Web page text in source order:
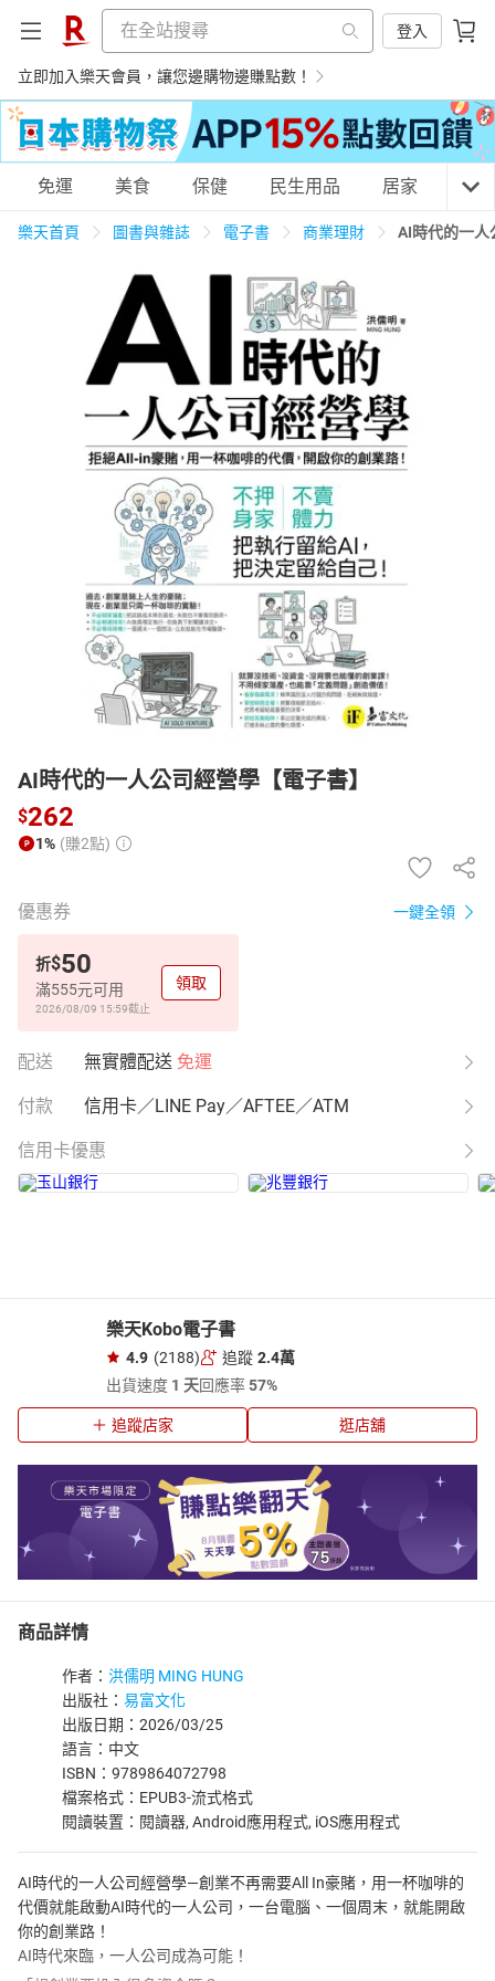
登入
立即加入樂天會員，讓您邊購物邊賺點數！
購物網分類
美食蛋糕 養生保健
居家生活 3C家電 運動休閒
男裝 化妝保養
電子/紙本書
HOT
免運 美食 保健 民生用品 居家 3C
樂天首頁 圖書與雜誌 電子書 商業理財 AI時代的一人
AI時代的一人公司經營學【電子書】
$262
1% (賺2點)
優惠券 一鍵全領
折$50
滿555元可用
2026/08/09 15:59截止
領取
配送 無實體配送 免運
付款 信用卡／LINE Pay／AFTEE／ATM
信用卡優惠
樂天Kobo電子書
4.9 (2188) 追蹤 2.4萬
出貨速度 1 天回應率57%
追蹤店家 逛店舖
商品詳情
作者： 洪儒明 MING HUNG
出版社： 易富文化
出版日期：2026/03/25
語言：中文
ISBN：9789864072798
檔案格式：EPUB3-流式格式
閱讀裝置：閱讀器, Android應用程式, iOS應用程式
AI時代的一人公司經營學—創業不再需要All In豪賭，用一杯咖啡的
代價就能啟動AI時代的一人公司，一台電腦、一個周末，就能開啟
你的創業路！
AI時代來臨，一人公司成為可能！